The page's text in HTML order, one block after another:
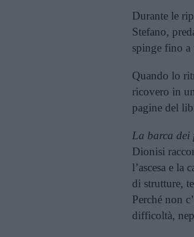
Durante le
Stefano,
spinge fino a
Quando lo
ricovero in
pagine del
La barca dei
Dionisi
l’ascesa e la
di strutture,
Perché non
difficoltà,